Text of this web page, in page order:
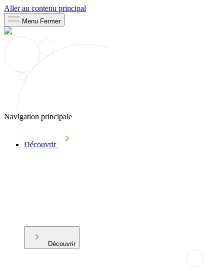
Aller au contenu principal
Menu Fermer
Navigation principale
Découvrir
Découvrir